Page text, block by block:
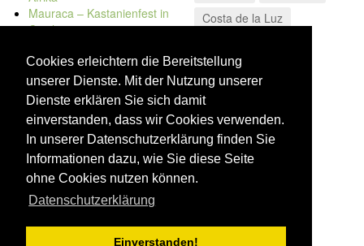
Cookies erleichtern die Bereitstellung
unserer Dienste. Mit der Nutzung unserer
Dienste erklären Sie sich damit
einverstanden, dass wir Cookies verwenden.
In unserer Datenschutzerklärung finden Sie
Informationen dazu, wie Sie diese Seite
ohne Cookies nutzen können.
Datenschutzerklärung
Einverstanden!
Mauraca – Kastanienfest in
Capileira
Bolonia
Kap Trafalgar
Düne von Bolonia
Costa de la Luz